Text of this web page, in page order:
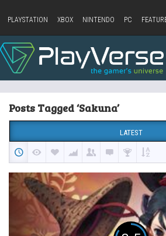
PLAYSTATION XBOX NINTENDO PC
Posts Tagged ‘Sakuna’
LATEST